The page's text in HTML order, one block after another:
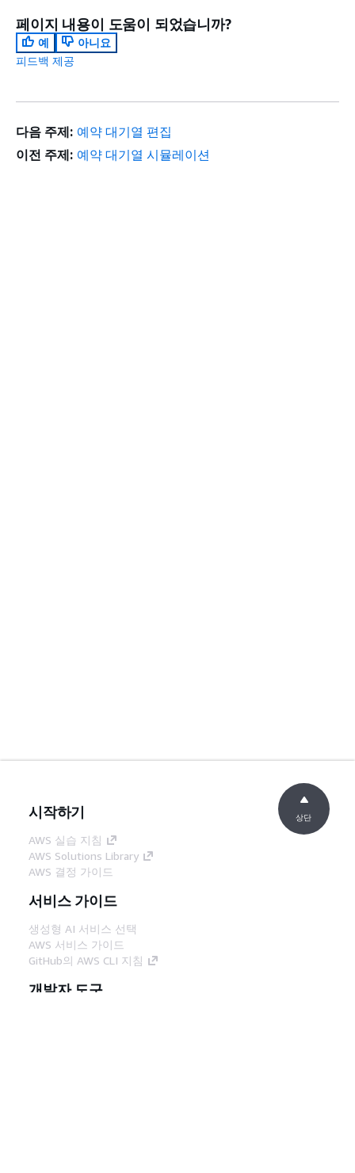
페이지 내용이 도움이 되었습니까?
예
아니요
피드백 제공
다음 주제: 예약 대기열 편집
이전 주제: 예약 대기열 시뮬레이션
시작하기
AWS 실습 지침
AWS Solutions Library
AWS 결정 가이드
서비스 가이드
생성형 AI 서비스 선택
AWS 서비스 가이드
GitHub의 AWS CLI 지침
개발자 도구
상단